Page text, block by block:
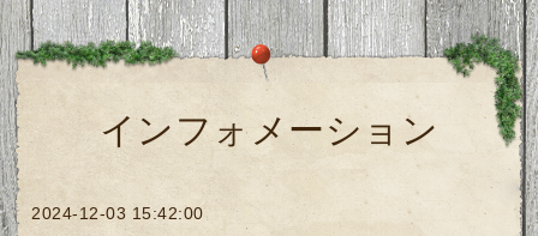
インフォメーション
2024-12-03 15:42:00